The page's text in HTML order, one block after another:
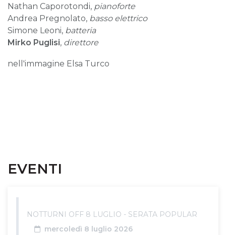
Nathan Caporotondi, pianoforte
Andrea Pregnolato, basso elettrico
Simone Leoni, batteria
Mirko Puglisi, direttore
nell'immagine Elsa Turco
EVENTI
NOTTURNI OFF 8 LUGLIO - SERATA POPULAR
Data
mercoledì 8 luglio 2026